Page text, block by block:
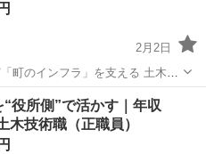
2月2日
町のインフラ」を支える 土木技
の 施工管理・設計・積算 のご経
公務員の経験は必要ありませ
き
役所側”で活かす｜年収
木技術職（正職員）